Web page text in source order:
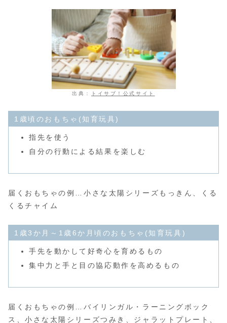
出典： トイサブ！公式サイト
1歳頃のおもちゃ(知育玩具)
指先を使う
自分の行動による結果を楽しむ
届くおもちゃの例…小さな太陽シリーズもっきん、くる
くるチャイム
1歳3か月～1歳6か月頃のおもちゃ(知育玩具)
手先を動かして好奇心を育めるもの
集中力と手と目の協応動作を高めるもの
届くおもちゃの例…バイリンガル・ラーニングボック
ス、小さな太陽シリーズつみき、ジャラットプレート、